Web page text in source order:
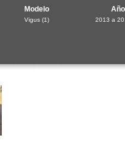
Modelo
Vigus (1)
Año
2013 a